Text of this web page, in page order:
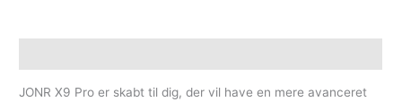
JONR X9 Pro er skabt til dig, der vil have en mere avanceret